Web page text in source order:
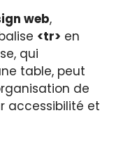
web,
<tr> en
qui
table, peut
de
accessibilité et